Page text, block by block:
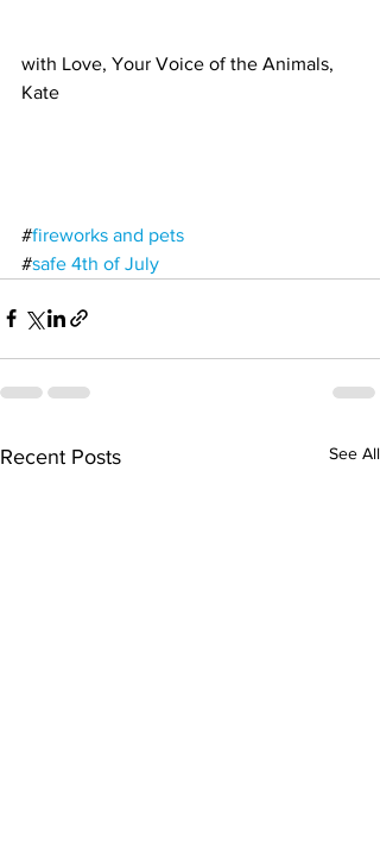
with Love, Your Voice of the Animals,
Kate
#fireworks and pets
#safe 4th of July
Recent Posts See All